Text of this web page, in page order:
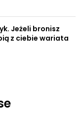
Jeżeli bronisz
z ciebie wariata